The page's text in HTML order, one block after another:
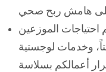
احتياجات الموزعين
وخدمات لوجستية